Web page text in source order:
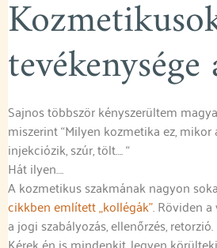
Sajnos többször kényszerültem
miszerint “Milyen kozmetika ez,
injekciózik, szúr, tölt…. “
Hát ilyen….
A kozmetikus szakmának nagyon
cikkben említett „kollégák”. Röviden
a jogi szabályozás, ellenőrzés, retorzió.